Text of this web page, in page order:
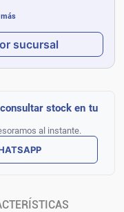
sucursal
stock en tu
al instante.